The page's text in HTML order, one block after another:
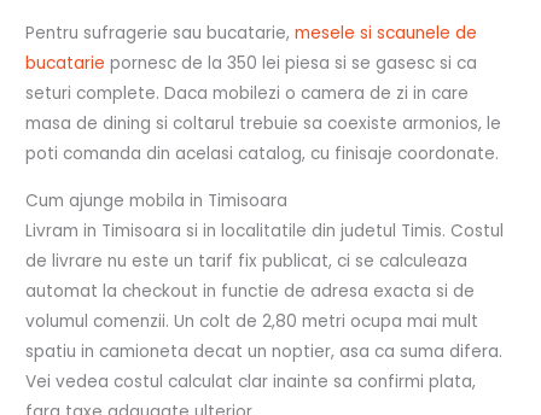
Pentru sufragerie sau bucatarie,mesele si scaunele de
bucatarie pornesc de la 350 lei piesa si se gasesc si ca
seturi complete. Daca mobilezi o camera de zi in care
masa de dining si coltarul trebuie sa coexiste armonios, le
poti comanda din acelasi catalog, cu finisaje coordonate.
Cum ajunge mobila in Timisoara
Livram in Timisoara si in localitatile din judetul Timis. Costul
de livrare nu este un tarif fix publicat, ci se calculeaza
automat la checkout in functie de adresa exacta si de
volumul comenzii. Un colt de 2,80 metri ocupa mai mult
spatiu in camioneta decat un noptier, asa ca suma difera.
Vei vedea costul calculat clar inainte sa confirmi plata,